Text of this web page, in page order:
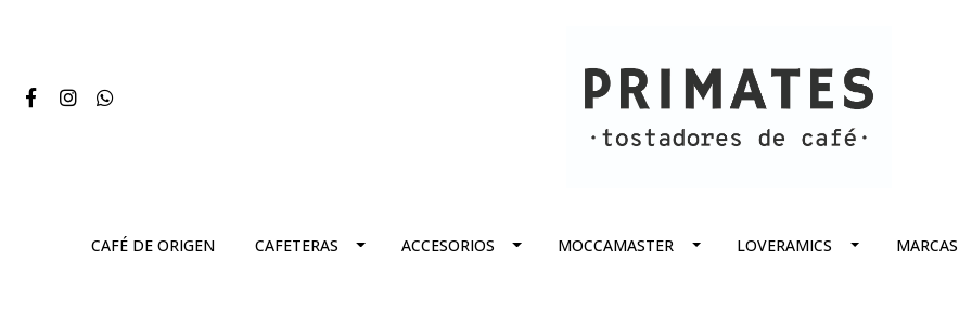
CAFÉ DE ORIGEN CAFETERAS ACCESORIOS MOCCAMASTER LOVERAMICS MARCAS